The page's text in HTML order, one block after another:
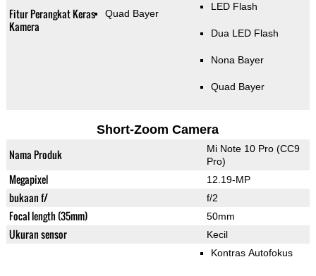
Fitur Perangkat Keras
Kamera
Quad Bayer
LED Flash
Dua LED Flash
Nona Bayer
Quad Bayer
Short-Zoom Camera
Nama Produk
Mi Note 10 Pro (CC9
Pro)
Megapixel 12.19-MP
bukaan f/ f/2
Focal length (35mm) 50mm
Ukuran sensor Kecil
Kontras Autofokus